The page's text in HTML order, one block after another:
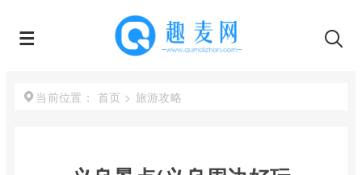
当前位置： 首页 > 旅游攻略